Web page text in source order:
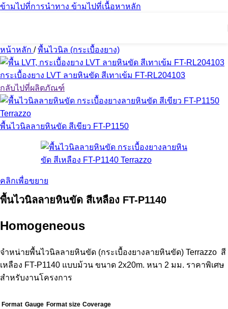
ข้ามไปที่การนำทาง ข้ามไปที่เนื้อหาหลัก
หน้าหลัก / พื้นไวนิล (กระเบื้องยาง)
กระเบื้องยาง LVT ลายหินขัด สีเทาเข้ม FT-RL204103
กลับไปที่ผลิตภัณฑ์
พื้นไวนิลลายหินขัด สีเขียว FT-P1150
คลิกเพื่อขยาย
พื้นไวนิลลายหินขัด สีเหลือง FT-P1140
Homogeneous
จำหน่ายพื้นไวนิลลายหินขัด (กระเบื้องยางลายหินขัด) Terrazzo สี
เหลือง FT-P1140 แบบม้วน ขนาด 2x20m. หนา 2 มม. ราคาพิเศษ
สำหรับงานโครงการ
Format Gauge Format size Coverage